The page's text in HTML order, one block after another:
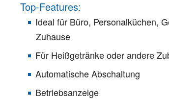
Top-Features:
Ideal für Büro, Personalküchen,
Zuhause
Für Heißgetränke oder andere
Automatische Abschaltung
Betriebsanzeige